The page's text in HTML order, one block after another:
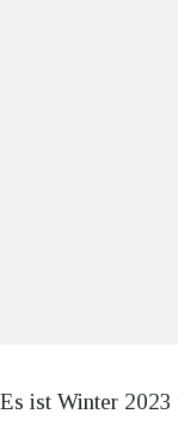
Es ist Winter 2023